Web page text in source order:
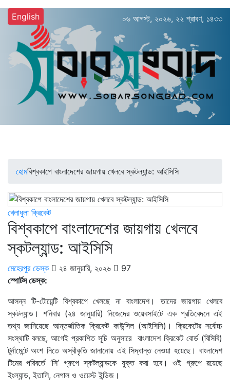
English ০৬ আগস্ট, ২০২৬, ২২ শ্রাবণ, ১৪৩৩
হোমবিশ্বকাপে বাংলাদেশের জায়গায় খেলবে স্কটল্যান্ড: আইসিসি
খেলাধুলা ক্রিকেট
বিশ্বকাপে বাংলাদেশের জায়গায় খেলবে
স্কটল্যান্ড: আইসিসি
মেহেরপুর ডেস্ক ২৪ জানুয়ারি, ২০২৬
97
স্পোর্টস ডেস্ক:
আসন্ন টি-টোয়েন্টি বিশ্বকাপে খেলছে না বাংলাদেশ। তাদের জায়গায় খেলবে
স্কটল্যান্ড। শনিবার (২৪ জানুয়ারি) নিজেদের ওয়েবসাইটে এক প্রতিবেদনে এই
তথ্য জানিয়েছে আন্তর্জাতিক ক্রিকেট কাউন্সিল (আইসিসি)। ক্রিকেটের সর্বোচ্চ
সংস্থাটি বলছে, আগেই প্রকাশিত সূচি অনুসারে বাংলাদেশ ক্রিকেট বোর্ড (বিসিবি)
টুর্নামেন্টে অংশ নিতে অস্বীকৃতি জানানোয় এই সিদ্ধান্ত নেওয়া হয়েছে। বাংলাদেশ
টিমের পরিবর্তে ‘সি’ গ্রুপে স্কটল্যান্ডকে যুক্ত করা হবে। ওই গ্রুপে রয়েছে
ইংল্যান্ড, ইতালি, নেপাল ও ওয়েস্ট ইন্ডিজ।